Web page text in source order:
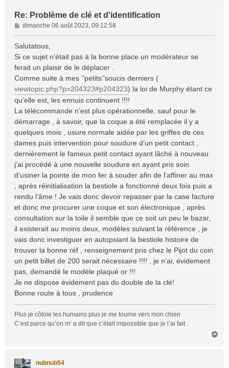
Re: Problème de clé et d'identification
M
e
s
s
g
e
dimanche 06 août 2023, 09:12:58
Salutatous,
Si ce sujet n’était pas à la bonne place un modérateur se
ferait un plaisir de le déplacer .
Comme suite à mes ‘’petits’’soucis derniers (
viewtopic.php?p=204323#p204323) la loi de Murphy étant ce
qu’elle est, les ennuis continuent !!!!
La télécommande n’est plus opérationnelle, sauf pour le
démarrage , à savoir, que la coque a été remplacée il y a
quelques mois , usure normale aidée par les griffes de ces
dames puis intervention pour soudure d’un petit contact ,
dernièrement le fameux petit contact ayant lâché à nouveau
j’ai procédé à une nouvelle soudure en ayant pris soin
d’usiner la pointe de mon fer à souder afin de l’affiner au max
, après réinitialisation la bestiole a fonctionné deux fois puis a
rendu l’âme ! Je vais donc devoir repasser par la case facture
et donc me procurer une coque et son électronique , après
consultation sur la toile il semble que ce soit un peu le bazar,
il existerait au moins deux, modèles suivant la référence , je
vais donc investiguer en autopsiant la bestiole histoire de
trouver la bonne réf , renseignement pris chez le Pijot du coin
un petit billet de 200 serait nécessaire !!!! , je n’ai, évidement
pas, demandé le modèle plaqué or !!!
Je ne dispose évidement pas du double de la clé!
Bonne route à tous , prudence
Plus je côtoie les humains plus je me tourne vers mon chien
C’est parce qu’on m’ a dit que c’était impossible que je l’ai fait .
nubnub54